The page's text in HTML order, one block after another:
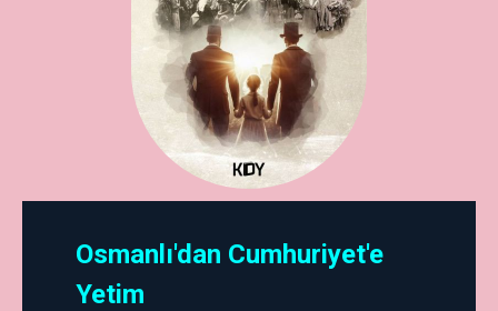
Osmanlı'dan Cumhuriyet'e
Yetim